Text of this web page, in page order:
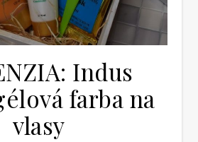
Indus
farba na
vlasy